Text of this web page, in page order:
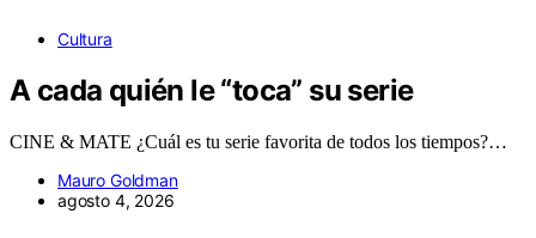
Cultura
A cada quién le “toca” su serie
CINE & MATE ¿Cuál es tu serie favorita de todos los tiempos?…
Mauro Goldman
agosto 4, 2026